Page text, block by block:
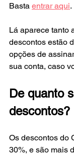
Basta entrar aqui.
Lá aparece tanto
descontos estão
opções de
sua conta, caso
De quanto
descontos?
Os descontos do
30%, e são mais